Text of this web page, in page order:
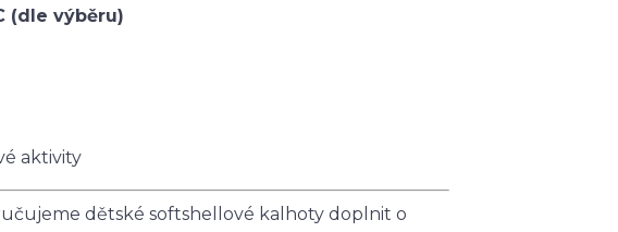
(dle výběru)
aktivity
dětské softshellové kalhoty doplnit o